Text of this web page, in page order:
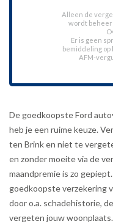
Alleen de
wordt
Er is geen
bemiddeling op
AFM-
De goedkoopste Ford
heb je een ruime keuze.
ten Brink en niet te
en zonder moeite via de
maandpremie is zo
goedkoopste verzekering
door o.a. schadehistorie,
vergeten jouw